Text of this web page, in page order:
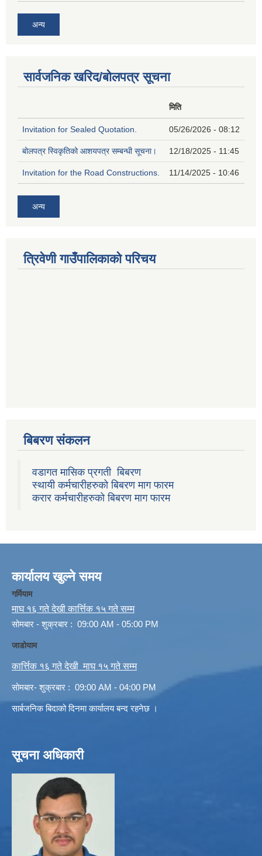
अन्य
सार्वजनिक खरिद/बोलपत्र सूचना
मिति
Invitation for Sealed Quotation. 05/26/2026 - 08:12
बोलपत्र स्विकृतिको आशयपत्र सम्बन्धी सूचना। 12/18/2025 - 11:45
Invitation for the Road Constructions. 11/14/2025 - 10:46
अन्य
त्रिवेणी गाउँपालिकाको परिचय
बिबरण संकलन
वडागत मासिक प्रगती बिबरण
स्थायी कर्मचारीहरुको बिबरण माग फारम
करार कर्मचारीहरुको बिबरण माग फारम
कार्यालय खुल्ने समय
गर्मियाम
माघ १६ गते देखी कार्त्तिक १५ गते सम्म
सोमबार - शुक्रबार : 09:00 AM - 05:00 PM
जाडोयाम
कार्त्तिक १६ गते देखी माघ १५ गते सम्म
सोमबार- शुक्रबार : 09:00 AM - 04:00 PM
सार्बजनिक बिदाको दिनमा कार्यालय बन्द रहनेछ ।
सूचना अधिकारी